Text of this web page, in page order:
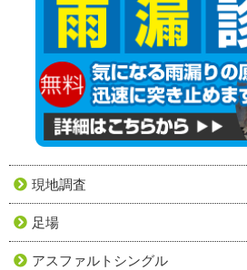
現地調査
足場
アスファルトシングル